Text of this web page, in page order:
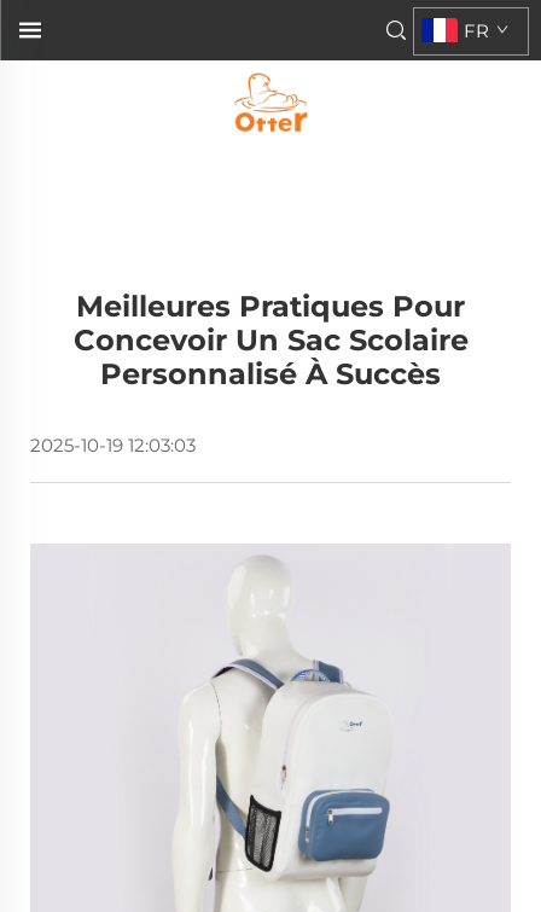
FR
Meilleures Pratiques Pour
Concevoir Un Sac Scolaire
Personnalisé À Succès
2025-10-19 12:03:03